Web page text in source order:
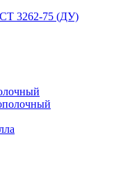
3262-75 (ДУ)